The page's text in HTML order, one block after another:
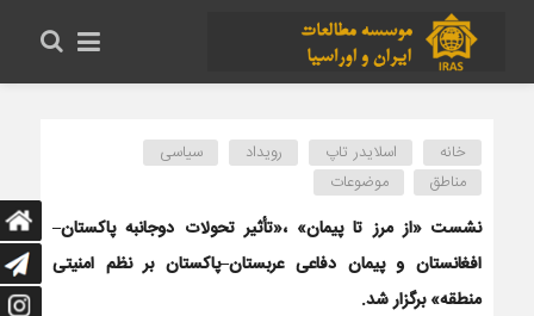
خانه اسلایدر تاپ رویداد
سیاسی
مناطق
موضوعات
نشست «از مرز تا پیمان» ،«تأثیر تحولات دوجانبه پاکستان–
افغانستان و پیمان دفاعی عربستان–پاکستان بر نظم امنیتی
منطقه» برگزار شد.